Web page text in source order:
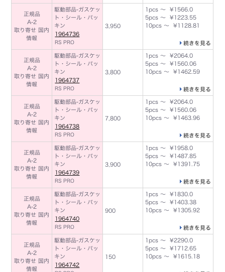
正規品
A-2
取り寄せ 国内
情報
駆動部品-ガスケッ
ト・シール・パッ
キン
1964736
RS PRO
3,950
1pcs ～ ¥1566.0
5pcs ～ ¥1223.55
10pcs ～ ¥1128.81
続きを見る
正規品
A-2
取り寄せ 国内
情報
駆動部品-ガスケッ
ト・シール・パッ
キン
1964737
RS PRO
3,800
1pcs ～ ¥2064.0
5pcs ～ ¥1560.06
10pcs ～ ¥1462.59
続きを見る
正規品
A-2
取り寄せ 国内
情報
駆動部品-ガスケッ
ト・シール・パッ
キン
1964738
RS PRO
7,800
1pcs ～ ¥2064.0
5pcs ～ ¥1560.06
10pcs ～ ¥1463.96
続きを見る
正規品
A-2
取り寄せ 国内
情報
駆動部品-ガスケッ
ト・シール・パッ
キン
1964739
RS PRO
3,900
1pcs ～ ¥1958.0
5pcs ～ ¥1487.85
10pcs ～ ¥1391.75
続きを見る
正規品
A-2
取り寄せ 国内
情報
駆動部品-ガスケッ
ト・シール・パッ
キン
1964740
RS PRO
900
1pcs ～ ¥1830.0
5pcs ～ ¥1403.38
10pcs ～ ¥1305.92
続きを見る
正規品
A-2
取り寄せ 国内
情報
駆動部品-ガスケッ
ト・シール・パッ
キン
1964742
150
1pcs ～ ¥2290.0
5pcs ～ ¥1712.65
10pcs ～ ¥1615.18